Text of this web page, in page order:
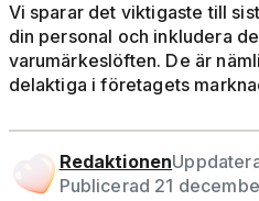
Vi sparar det viktigaste till
din personal och inkludera
varumärkeslöften. De är
delaktiga i företagets
Redaktionen
Publicerad 21